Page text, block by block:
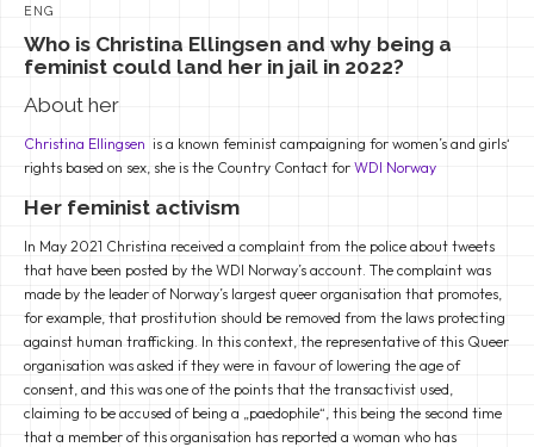
ENG
Who is Christina Ellingsen and why being a
feminist could land her in jail in 2022?
About her
Christina Ellingsen is a known feminist campaigning for women’s and girls‘
rights based on sex, she is the Country Contact for WDI Norway
Her feminist activism
In May 2021 Christina received a complaint from the police about tweets
that have been posted by the WDI Norway’s account. The complaint was
made by the leader of Norway’s largest queer organisation that promotes,
for example, that prostitution should be removed from the laws protecting
against human trafficking. In this context, the representative of this Queer
organisation was asked if they were in favour of lowering the age of
consent, and this was one of the points that the transactivist used,
claiming to be accused of being a „paedophile“, this being the second time
that a member of this organisation has reported a woman who has